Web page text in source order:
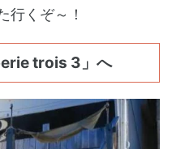
行くぞ～！
trois 3」へ